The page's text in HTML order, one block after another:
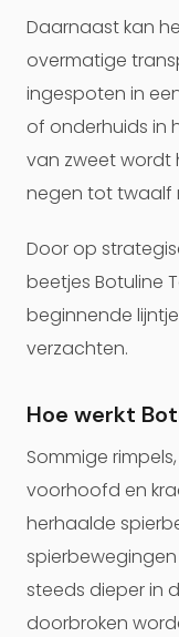
Daarnaast kan
overmatige
ingespoten in
of onderhuids in
van zweet wordt
negen tot twaalf
Door op
beetjes Botuline
beginnende
verzachten.
Hoe werkt
Sommige
voorhoofd en
herhaalde
steeds dieper in
doorbroken